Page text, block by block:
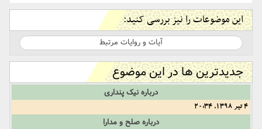
این موضوعات را نیز بررسی کنید:
آیات و روایات مرتبط
جدیدترین ها در این موضوع
درباره نیک پنداری
4 تیر 1398, 20:34
درباره صلح و مدارا